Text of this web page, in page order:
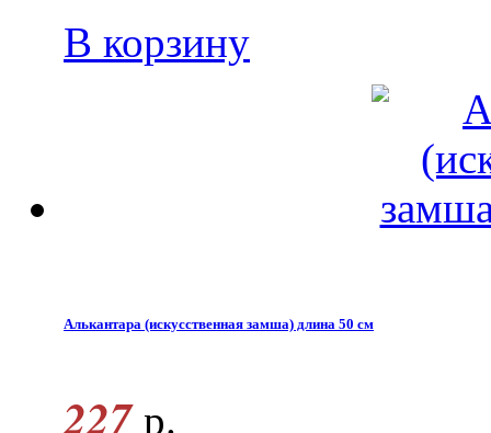
В корзину
Алькантара (искусственная замша) длина 50 см
227р.